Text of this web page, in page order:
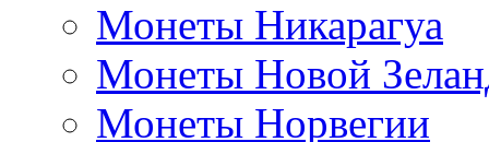
Монеты Никарагуа
Монеты Новой
Монеты Норвегии